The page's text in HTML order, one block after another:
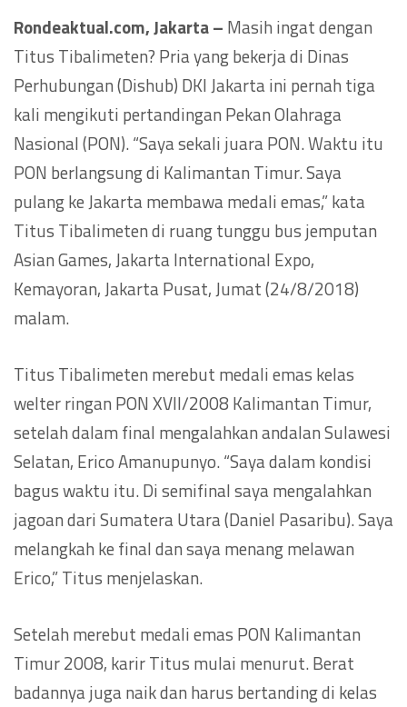
Rondeaktual.com, Jakarta – Masih ingat dengan
Titus Tibalimeten? Pria yang bekerja di Dinas
Perhubungan (Dishub) DKI Jakarta ini pernah tiga
kali mengikuti pertandingan Pekan Olahraga
Nasional (PON). “Saya sekali juara PON. Waktu itu
PON berlangsung di Kalimantan Timur. Saya
pulang ke Jakarta membawa medali emas,” kata
Titus Tibalimeten di ruang tunggu bus jemputan
Asian Games, Jakarta International Expo,
Kemayoran, Jakarta Pusat, Jumat (24/8/2018)
malam.
Titus Tibalimeten merebut medali emas kelas
welter ringan PON XVII/2008 Kalimantan Timur,
setelah dalam final mengalahkan andalan Sulawesi
Selatan, Erico Amanupunyo. “Saya dalam kondisi
bagus waktu itu. Di semifinal saya mengalahkan
jagoan dari Sumatera Utara (Daniel Pasaribu). Saya
melangkah ke final dan saya menang melawan
Erico,” Titus menjelaskan.
Setelah merebut medali emas PON Kalimantan
Timur 2008, karir Titus mulai menurut. Berat
badannya juga naik dan harus bertanding di kelas